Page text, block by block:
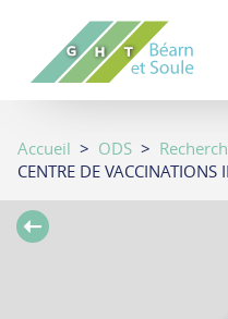
contenu
principal
Accueil > ODS >
CENTRE DE VACCINATIONS